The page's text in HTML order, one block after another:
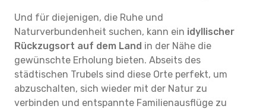
Und für diejenigen, die Ruhe und
Naturverbundenheit suchen, kann ein idyllischer
Rückzugsort auf dem Land in der Nähe die
gewünschte Erholung bieten. Abseits des
städtischen Trubels sind diese Orte perfekt, um
abzuschalten, sich wieder mit der Natur zu
verbinden und entspannte Familienausflüge zu